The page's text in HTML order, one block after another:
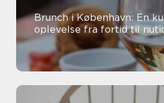
Brunch i København: En
oplevelse fra fortid til